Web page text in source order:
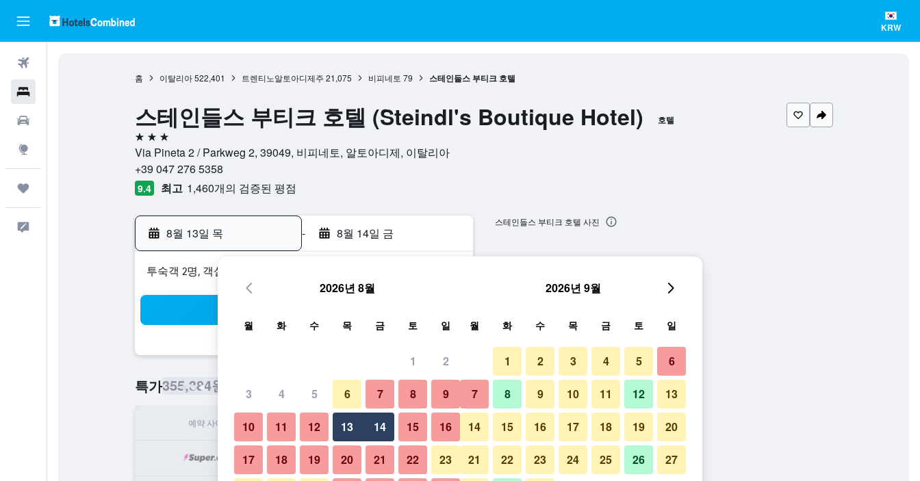
KRW
홈 이탈리아 522,401 트렌티노알토아디제주 21,075 비피네토 79 스테인들스 부티크 호텔
스테인들스 부티크 호텔 (Steindl's Boutique Hotel) 호텔
3성급
Via Pineta 2 / Parkweg 2, 39049, 비피네토, 알토아디제, 이탈리아
+39 047 276 5358
9.4 최고 1,460개의 검증된 평점
8월 13일 목 - 8월 14일 금
​투숙객 2​명, ​객실 1개
특가355,384원
예약 사이트 1박당 총액
355,384원 바로 예약
스테인들스 부티크 호텔 사진
2026년 8월
월 화 수 목 금 토 일
1 2
3 4 5 6 7 8 9
10 11 12 13 14 15 16
17 18 19 20 21 22 23
2026년 9월
월 화 수 목 금 토 일
1 2 3 4 5 6
7 8 9 10 11 12 13
14 15 16 17 18 19 20
21 22 23 24 25 26 27